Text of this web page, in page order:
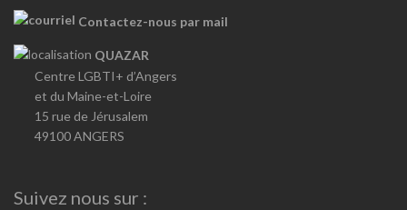
Contactez-nous par mail
QUAZAR
Centre LGBTI+ d’Angers
et du Maine-et-Loire
15 rue de Jérusalem
49100 ANGERS
Suivez nous sur :